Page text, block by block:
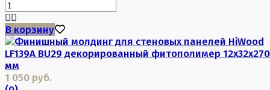
В корзину
1 050 руб.